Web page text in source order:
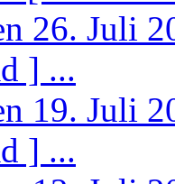
26. Juli
] ...
19. Juli
] ...